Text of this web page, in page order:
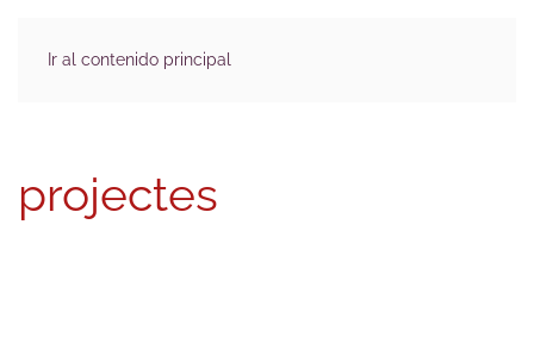
Ir al contenido principal
projectes